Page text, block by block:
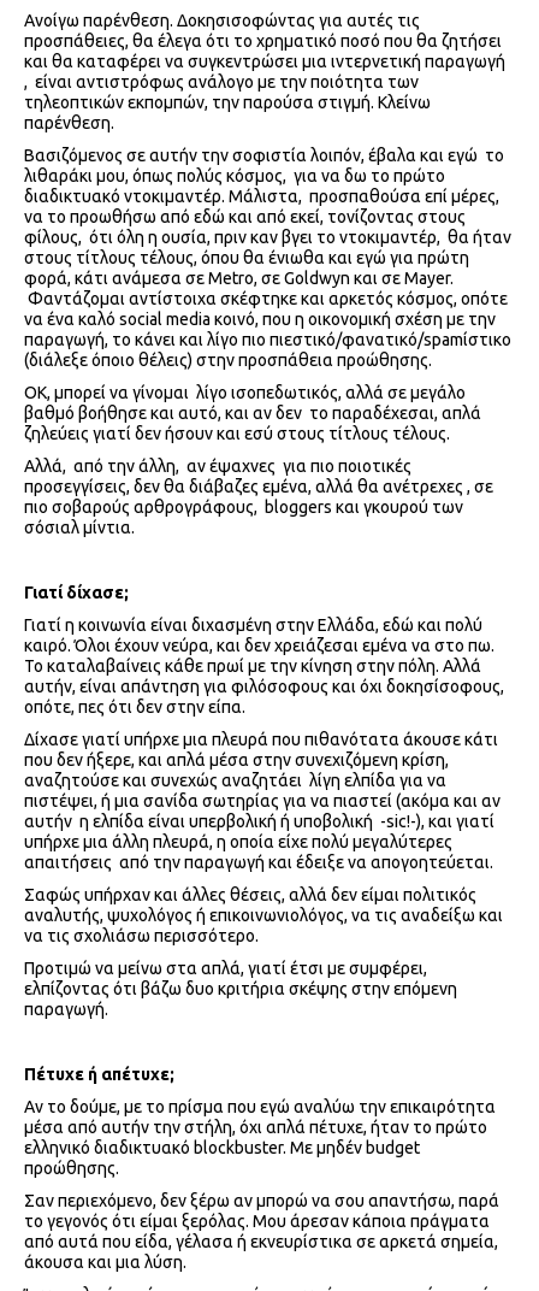
Ανοίγω παρένθεση. Δοκησισοφώντας για αυτές τις
προσπάθειες, θα έλεγα ότι το χρηματικό ποσό που θα ζητήσει
και θα καταφέρει να συγκεντρώσει μια ιντερνετική παραγωγή
, είναι αντιστρόφως ανάλογο με την ποιότητα των
τηλεοπτικών εκπομπών, την παρούσα στιγμή. Κλείνω
παρένθεση.
Βασιζόμενος σε αυτήν την σοφιστία λοιπόν, έβαλα και εγώ το
λιθαράκι μου, όπως πολύς κόσμος, για να δω το πρώτο
διαδικτυακό ντοκιμαντέρ. Μάλιστα, προσπαθούσα επί μέρες,
να το προωθήσω από εδώ και από εκεί, τονίζοντας στους
φίλους, ότι όλη η ουσία, πριν καν βγει το ντοκιμαντέρ, θα ήταν
στους τίτλους τέλους, όπου θα ένιωθα και εγώ για πρώτη
φορά, κάτι ανάμεσα σεMetro, σεGoldwyn και σεMayer.
Φαντάζομαι αντίστοιχα σκέφτηκε και αρκετός κόσμος, οπότε
να ένα καλό social media κοινό, που η οικονομική σχέση με την
παραγωγή, το κάνει και λίγο πιο πιεστικό/φανατικό/spamίστικο
(διάλεξε όποιο θέλεις) στην προσπάθεια προώθησης.
ΟΚ, μπορεί να γίνομαι λίγο ισοπεδωτικός, αλλά σε μεγάλο
βαθμό βοήθησε και αυτό, και αν δεν το παραδέχεσαι, απλά
ζηλεύεις γιατί δεν ήσουν και εσύ στους τίτλους τέλους.
Αλλά, από την άλλη, αν έψαχνες για πιο ποιοτικές
προσεγγίσεις, δεν θα διάβαζες εμένα, αλλά θα ανέτρεχες , σε
πιο σοβαρούς αρθρογράφους, bloggers και γκουρού των
σόσιαλ μίντια.
Γιατί δίχασε;
Γιατί η κοινωνία είναι διχασμένη στην Ελλάδα, εδώ και πολύ
καιρό. Όλοι έχουν νεύρα, και δεν χρειάζεσαι εμένα να στο πω.
Το καταλαβαίνεις κάθε πρωί με την κίνηση στην πόλη. Αλλά
αυτήν, είναι απάντηση για φιλόσοφους και όχι δοκησίσοφους,
οπότε, πες ότι δεν στην είπα.
Δίχασε γιατί υπήρχε μια πλευρά που πιθανότατα άκουσε κάτι
που δεν ήξερε, και απλά μέσα στην συνεχιζόμενη κρίση,
αναζητούσε και συνεχώς αναζητάει λίγη ελπίδα για να
πιστέψει, ή μια σανίδα σωτηρίας για να πιαστεί (ακόμα και αν
αυτήν η ελπίδα είναι υπερβολική ή υποβολική -sic!-), και γιατί
υπήρχε μια άλλη πλευρά, η οποία είχε πολύ μεγαλύτερες
απαιτήσεις από την παραγωγή και έδειξε να απογοητεύεται.
Σαφώς υπήρχαν και άλλες θέσεις, αλλά δεν είμαι πολιτικός
αναλυτής, ψυχολόγος ή επικοινωνιολόγος, να τις αναδείξω και
να τις σχολιάσω περισσότερο.
Προτιμώ να μείνω στα απλά, γιατί έτσι με συμφέρει,
ελπίζοντας ότι βάζω δυο κριτήρια σκέψης στην επόμενη
παραγωγή.
Πέτυχε ή απέτυχε;
Αν το δούμε, με το πρίσμα που εγώ αναλύω την επικαιρότητα
μέσα από αυτήν την στήλη, όχι απλά πέτυχε, ήταν το πρώτο
ελληνικό διαδικτυακό blockbuster. Με μηδέν budget
προώθησης.
Σαν περιεχόμενο, δεν ξέρω αν μπορώ να σου απαντήσω, παρά
το γεγονός ότι είμαι ξερόλας. Μου άρεσαν κάποια πράγματα
από αυτά που είδα, γέλασα ή εκνευρίστικα σε αρκετά σημεία,
άκουσα και μια λύση.